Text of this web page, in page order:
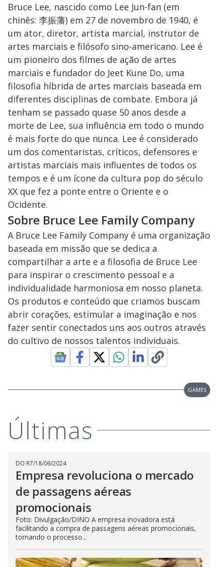
Bruce Lee, nascido como Lee Jun-fan (em
chinês: 李振藩) em 27 de novembro de 1940, é
um ator, diretor, artista marcial, instrutor de
artes marciais e filósofo sino-americano. Lee é
um pioneiro dos filmes de ação de artes
marciais e fundador do Jeet Kune Do, uma
filosofia híbrida de artes marciais baseada em
diferentes disciplinas de combate. Embora já
tenham se passado quase 50 anos desde a
morte de Lee, sua influência em todo o mundo
é mais forte do que nunca. Lee é considerado
um dos comentaristas, críticos, defensores e
artistas marciais mais influentes de todos os
tempos e é um ícone da cultura pop do século
XX que fez a ponte entre o Oriente e o
Ocidente.
Sobre Bruce Lee Family Company
A Bruce Lee Family Company é uma organização
baseada em missão que se dedica a
compartilhar a arte e a filosofia de Bruce Lee
para inspirar o crescimento pessoal e a
individualidade harmoniosa em nosso planeta.
Os produtos e conteúdo que criamos buscam
abrir corações, estimular a imaginação e nos
fazer sentir conectados uns aos outros através
do cultivo de nossos talentos individuais.
GAMES
Últimas
DO R7/18/06/2024
Empresa revoluciona o mercado
de passagens aéreas
promocionais
Foto: Divulgação/DINO A empresa inovadora está
facilitando a compra de passagens aéreas promocionais,
tornando o processo...